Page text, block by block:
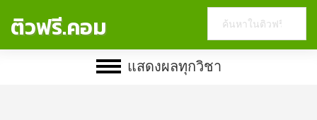
ติวฟรี.คอม
website
แสดงผลทุกวิชา